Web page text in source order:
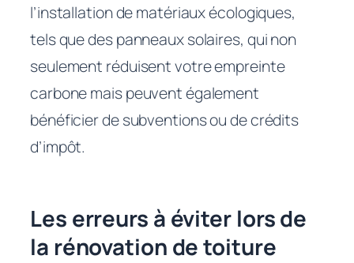
l’installation de matériaux écologiques,
tels que des panneaux solaires, qui non
seulement réduisent votre empreinte
carbone mais peuvent également
bénéficier de subventions ou de crédits
d’impôt.
Les erreurs à éviter lors de
la rénovation de toiture